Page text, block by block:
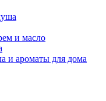
и масло
и ароматы для дома